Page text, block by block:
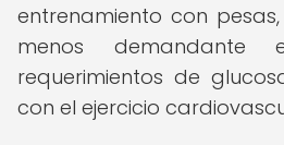
entrenamiento con
menos demandante
requerimientos de
con el ejercicio